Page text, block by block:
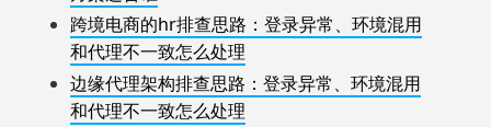
跨境电商的hr排查思路：登录异常、环境混用
和代理不一致怎么处理
边缘代理架构排查思路：登录异常、环境混用
和代理不一致怎么处理